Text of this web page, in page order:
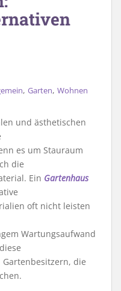
, Garten, Wohnen
und ästhetischen
es um Stauraum
die
Ein Gartenhaus
oft nicht leisten
Wartungsaufwand
die